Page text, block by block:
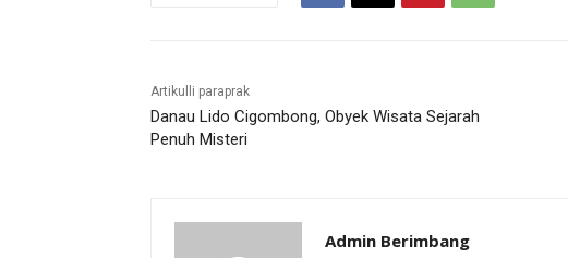
Artikulli paraprak
Danau Lido Cigombong, Obyek Wisata Sejarah
Penuh Misteri
Admin Berimbang